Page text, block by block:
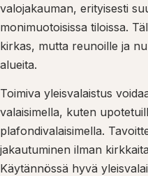
valojakauman, erityisesti
monimuotoisissa tiloissa.
kirkas, mutta reunoille ja
alueita.
Toimiva yleisvalaistus
valaisimella, kuten
plafondivalaisimella.
jakautuminen ilman
Käytännössä hyvä